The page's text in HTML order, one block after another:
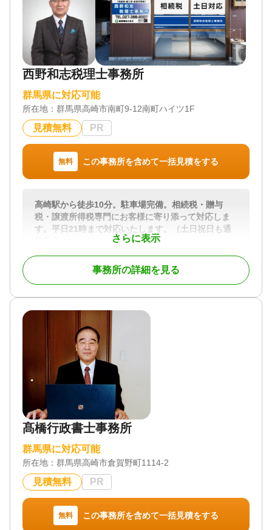
しています。
特に「何から手をつけていいか分からない」「家族
に頼りづらい」「自分でやってみたが難しくて断念
した」といった方のご相談を多く受けており、初動
の段階から伴走する体制を大切にしています。
林・農地といった特殊な不動産が含まれるケース、
また被相続人が外国籍・在留資格を持っていたケー
スなど、背景が複雑な相続にも柔軟に対応可能で
す。
これまでに「10年以上手つかずだった相続」や「相
続人の所在が不明なケース」などのご相談にも対応
してまいりました。
丁寧に寄り添います。
木県など近隣地域も対応可（オンライン相談含む）
記 / 相続放棄 / 成年後見 / 家族信託 / 相続手続き / 銀
行手続き / 戸籍収集 / 事業承継 / 相続人調査 / 生前贈
与（不動産名義変更）
対応体制
電話相談可 / 訪問可 / 女性スタッフ対応可 / 土日相談
可 / 初回相談無料 / 18時以降相談可 / オンライン面談
可 / 事務所面談可
西野和志税理士事務所
群馬県に対応可能
所在地： 群馬県高崎市南町9-12南町ハイツ1F
見積無料 PR
無料 この事務所を含めて一括見積をする
さらに表示
高崎駅から徒歩10分。駐車場完備。相続税・贈与
税・譲渡所得税専門にお客様に寄り添って対応しま
す。平日21時まで対応いたします。（土日祝日も通
常営業しております）
国税の資産課税務署に36年間従事し特別国税調査官
18年の経験を生かした代表税理士本人が対応しま
す。
また、相続税法は難易度が高く税制の中でも難しく
苦手としている税理士が多い税法です。
当事務所はまさしく相続税に特化しております。
対応地域
関東全域・長野県
遺産分割 / 相続財産調査 / 相続税申告 / 相続手続き
対応体制
電話相談可 / 訪問可 / 土日相談可 / 18時以降相談可 /
事務所面談可
事務所の詳細を見る
髙橋行政書士事務所
群馬県に対応可能
所在地： 群馬県高崎市倉賀野町1114-2
見積無料 PR
無料 この事務所を含めて一括見積をする